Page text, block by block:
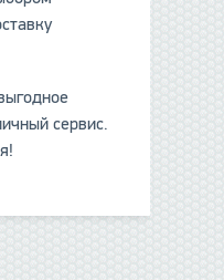
сервис.